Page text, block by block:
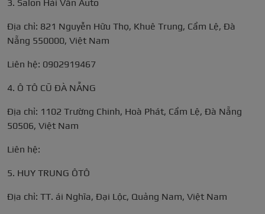
3. Salon Hải Vân Auto
Địa chỉ: 821 Nguyễn Hữu Thọ, Khuê Trung, Cẩm Lệ, Đà
Nẵng 550000, Việt Nam
Liên hệ: 0902919467
4. Ô TÔ CŨ ĐÀ NẴNG
Địa chỉ: 1102 Trường Chinh, Hoà Phát, Cẩm Lệ, Đà Nẵng
50506, Việt Nam
Liên hệ:
5. HUY TRUNG ÔTÔ
Địa chỉ: TT. ái Nghĩa, Đại Lộc, Quảng Nam, Việt Nam